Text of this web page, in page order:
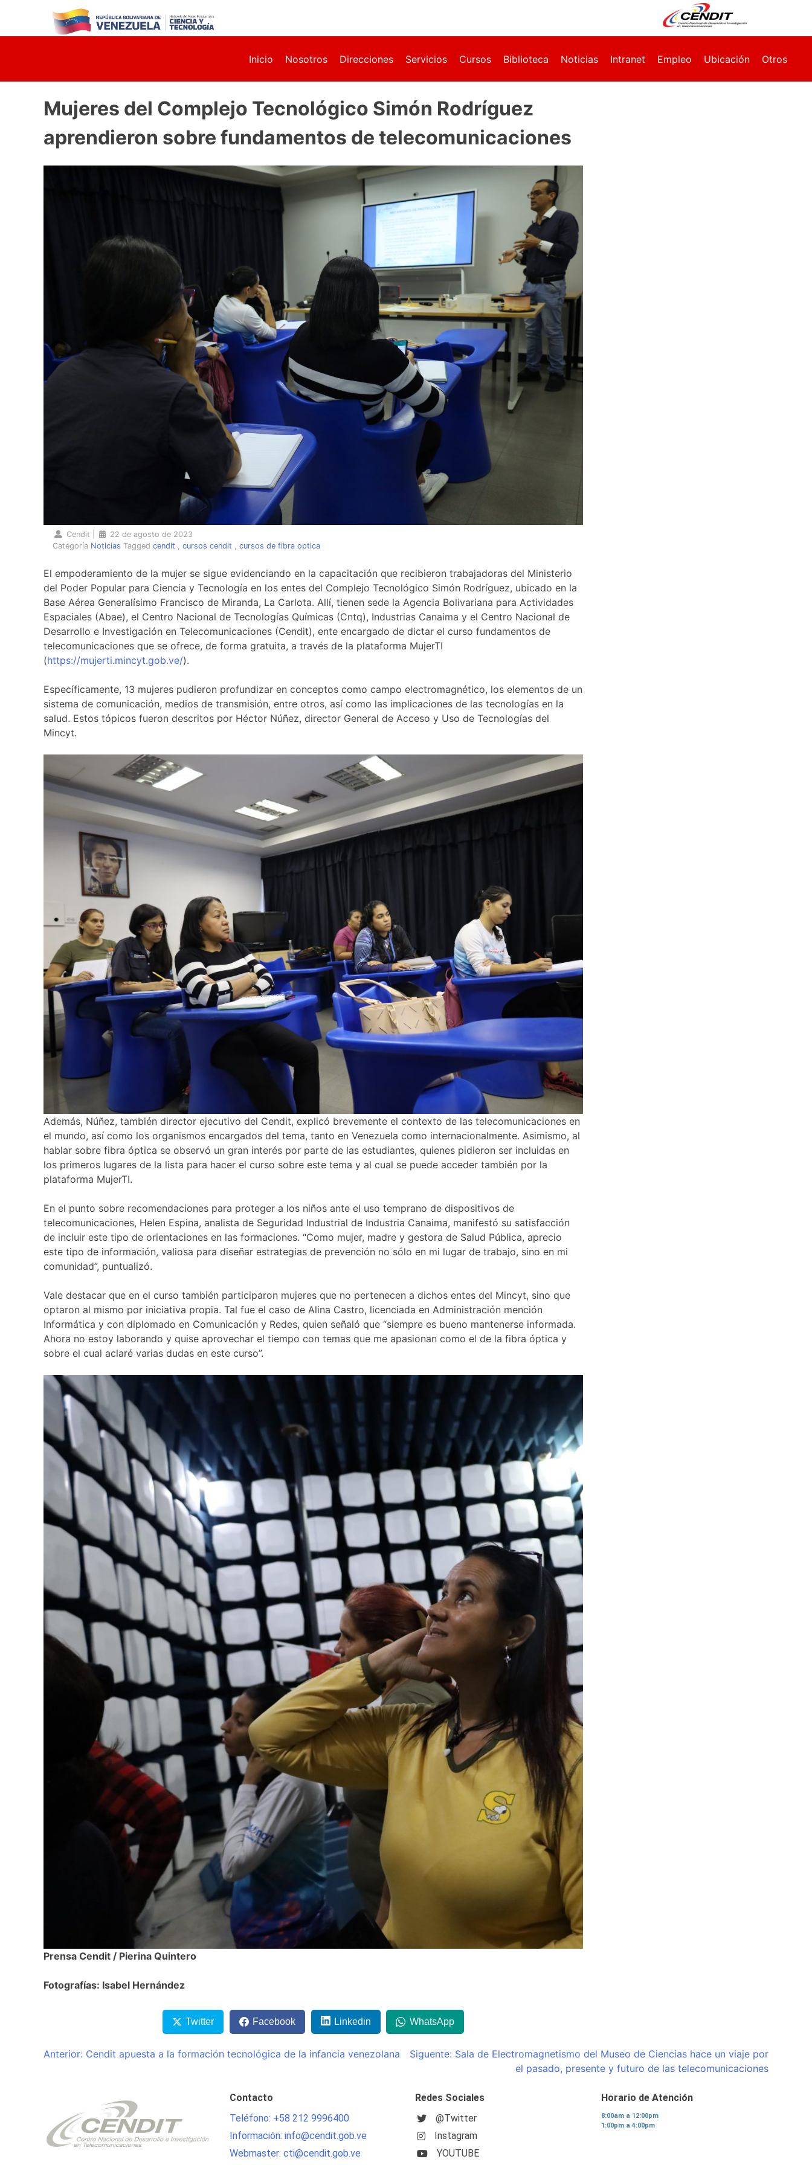
content
Inicio
Nosotros Direcciones Servicios Cursos Biblioteca Noticias Intranet Empleo Ubicación Otros
Mujeres del Complejo Tecnológico Simón Rodríguez
aprendieron sobre fundamentos de telecomunicaciones
Cendit
22 de agosto de 2023
Categoría Noticias Taggedcendit ,cursos cendit ,cursos de fibra optica
El empoderamiento de la mujer se sigue evidenciando en la capacitación que recibieron trabajadoras del Ministerio
del Poder Popular para Ciencia y Tecnología en los entes del Complejo Tecnológico Simón Rodríguez, ubicado en la
Base Aérea Generalísimo Francisco de Miranda, La Carlota. Allí, tienen sede la Agencia Bolivariana para Actividades
Espaciales (Abae), el Centro Nacional de Tecnologías Químicas (Cntq), Industrias Canaima y el Centro Nacional de
Desarrollo e Investigación en Telecomunicaciones (Cendit), ente encargado de dictar el curso fundamentos de
telecomunicaciones que se ofrece, de forma gratuita, a través de la plataforma MujerTI
(https://mujerti.mincyt.gob.ve/).
Específicamente, 13 mujeres pudieron profundizar en conceptos como campo electromagnético, los elementos de un
sistema de comunicación, medios de transmisión, entre otros, así como las implicaciones de las tecnologías en la
salud. Estos tópicos fueron descritos por Héctor Núñez, director General de Acceso y Uso de Tecnologías del
Mincyt.
Además, Núñez, también director ejecutivo del Cendit, explicó brevemente el contexto de las telecomunicaciones en
el mundo, así como los organismos encargados del tema, tanto en Venezuela como internacionalmente. Asimismo, al
hablar sobre fibra óptica se observó un gran interés por parte de las estudiantes, quienes pidieron ser incluidas en
los primeros lugares de la lista para hacer el curso sobre este tema y al cual se puede acceder también por la
plataforma MujerTI.
En el punto sobre recomendaciones para proteger a los niños ante el uso temprano de dispositivos de
telecomunicaciones, Helen Espina, analista de Seguridad Industrial de Industria Canaima, manifestó su satisfacción
de incluir este tipo de orientaciones en las formaciones. “Como mujer, madre y gestora de Salud Pública, aprecio
este tipo de información, valiosa para diseñar estrategias de prevención no sólo en mi lugar de trabajo, sino en mi
comunidad”, puntualizó.
Vale destacar que en el curso también participaron mujeres que no pertenecen a dichos entes del Mincyt, sino que
optaron al mismo por iniciativa propia. Tal fue el caso de Alina Castro, licenciada en Administración mención
Informática y con diplomado en Comunicación y Redes, quien señaló que “siempre es bueno mantenerse informada.
Ahora no estoy laborando y quise aprovechar el tiempo con temas que me apasionan como el de la fibra óptica y
sobre el cual aclaré varias dudas en este curso”.
Prensa Cendit / Pierina Quintero
Fotografías: Isabel Hernández
Twitter Facebook Linkedin WhatsApp
Navegación
entradas
Anterior: Cendit apuesta a la formación tecnológica de la infancia venezolana Siguente: Sala de Electromagnetismo del Museo de Ciencias hace un viaje por
el pasado, presente y futuro de las telecomunicaciones
Contacto
Teléfono: +58 212 9996400
Información: info@cendit.gob.ve
Webmaster: cti@cendit.gob.ve
Redes Sociales
@Twitter
Instagram
YOUTUBE
Horario de Atención
8:00am a 12:00pm
1:00pm a 4:00pm